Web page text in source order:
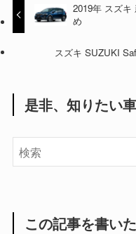
2019年 スズキ
め
スズキ SUZUKI
是非、知りたい
この記事を書い